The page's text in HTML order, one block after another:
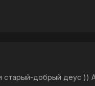
старый-добрый деус